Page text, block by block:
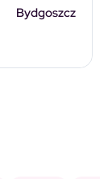
Bydgoszcz